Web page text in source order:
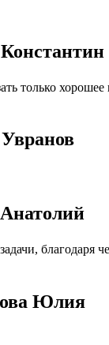
только
благодаря
Юлия